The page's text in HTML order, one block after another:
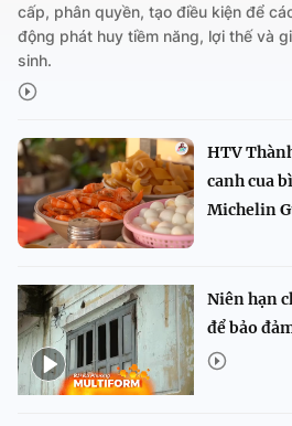
cấp, phân quyền, tạo điều kiện để
động phát huy tiềm năng, lợi thế và
sinh.
HTV
canh cua
Michelin
Niên hạn
để bảo